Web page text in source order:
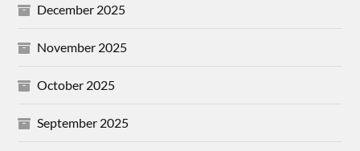
December 2025
November 2025
October 2025
September 2025